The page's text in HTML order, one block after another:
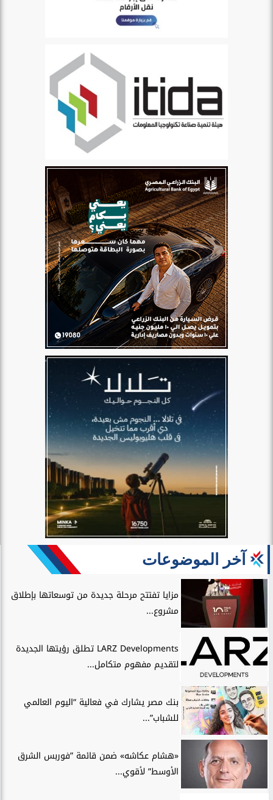
آخر الموضوعات
مزايا تفتتح مرحلة جديدة من توسعاتها بإطلاق
مشروع...
LARZ Developments تطلق رؤيتها الجديدة
لتقديم مفهوم متكامل...
بنك مصر يشارك في فعالية “اليوم العالمي
للشباب”...
«هشام عكاشه» ضمن قائمة ”فوربس الشرق
الأوسط” لأقوي...